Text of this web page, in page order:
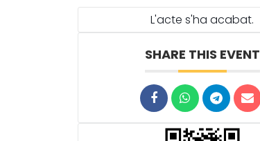
L'acte s'ha acabat.
SHARE THIS EVENT